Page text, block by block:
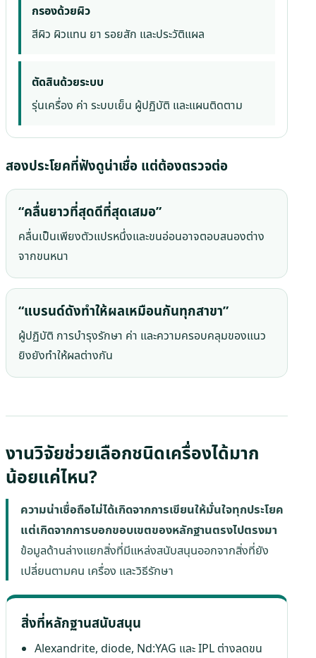
กรองด้วยผิว
สีผิว ผิวแทน ยา รอยสัก และประวัติแผล
ตัดสินด้วยระบบ
รุ่นเครื่อง ค่า ระบบเย็น ผู้ปฏิบัติ และแผนติดตาม
สองประโยคที่ฟังดูน่าเชื่อ แต่ต้องตรวจต่อ
“คลื่นยาวที่สุดดีที่สุดเสมอ”
คลื่นเป็นเพียงตัวแปรหนึ่งและขนอ่อนอาจตอบสนองต่าง
จากขนหนา
“แบรนด์ดังทำให้ผลเหมือนกันทุกสาขา”
ผู้ปฏิบัติ การบำรุงรักษา ค่า และความครอบคลุมของแนว
ยิงยังทำให้ผลต่างกัน
งานวิจัยช่วยเลือกชนิดเครื่องได้มาก
น้อยแค่ไหน?
ความน่าเชื่อถือไม่ได้เกิดจากการเขียนให้มั่นใจทุกประโยค
แต่เกิดจากการบอกขอบเขตของหลักฐานตรงไปตรงมา
ข้อมูลด้านล่างแยกสิ่งที่มีแหล่งสนับสนุนออกจากสิ่งที่ยัง
เปลี่ยนตามคน เครื่อง และวิธีรักษา
สิ่งที่หลักฐานสนับสนุน
Alexandrite, diode, Nd:YAG และ IPL ต่างลดขน